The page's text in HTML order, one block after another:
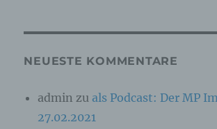
NEUESTE KOMMENTARE
admin zu als Podcast: Der MP
27.02.2021
physischen, physiologischen,
sozialen Identität dieser natürlichen
b) betroffene Person